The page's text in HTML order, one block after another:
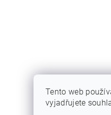
Tento web
vyjadřujete